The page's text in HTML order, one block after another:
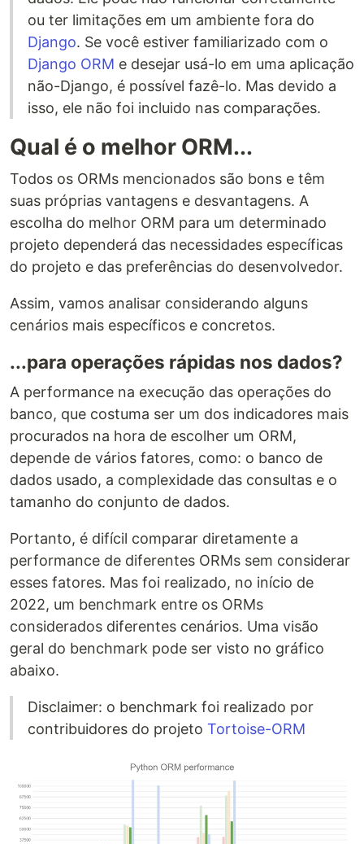
ou ter limitações em um ambiente fora do
Django. Se você estiver familiarizado com o
Django ORM e desejar usá-lo em uma aplicação
não-Django, é possível fazê-lo. Mas devido a
isso, ele não foi incluido nas comparações.
Qual é o melhor ORM...
Todos os ORMs mencionados são bons e têm
suas próprias vantagens e desvantagens. A
escolha do melhor ORM para um determinado
projeto dependerá das necessidades específicas
do projeto e das preferências do desenvolvedor.
Assim, vamos analisar considerando alguns
cenários mais específicos e concretos.
...para operações rápidas nos dados?
A performance na execução das operações do
banco, que costuma ser um dos indicadores mais
procurados na hora de escolher um ORM,
depende de vários fatores, como: o banco de
dados usado, a complexidade das consultas e o
tamanho do conjunto de dados.
Portanto, é difícil comparar diretamente a
performance de diferentes ORMs sem considerar
esses fatores. Mas foi realizado, no início de
2022, um benchmark entre os ORMs
considerados diferentes cenários. Uma visão
geral do benchmark pode ser visto no gráfico
abaixo.
Disclaimer: o benchmark foi realizado por
contribuidores do projeto Tortoise-ORM